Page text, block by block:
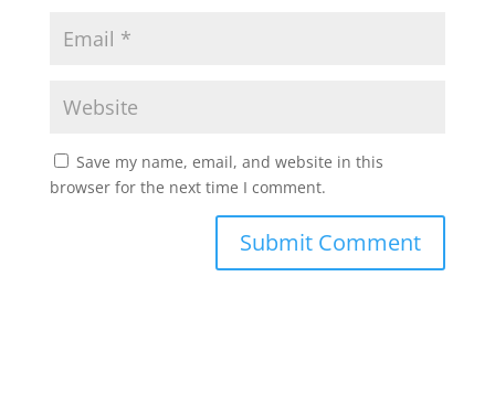
Save my name, email, and website in this
browser for the next time I comment.